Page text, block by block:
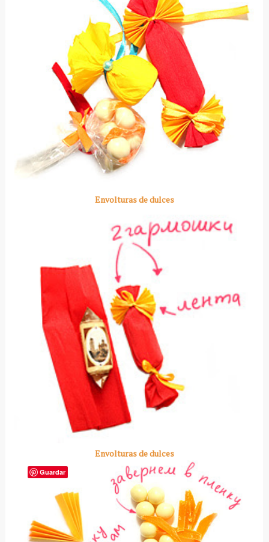
Envolturas de dulces
Envolturas de dulces
Guardar